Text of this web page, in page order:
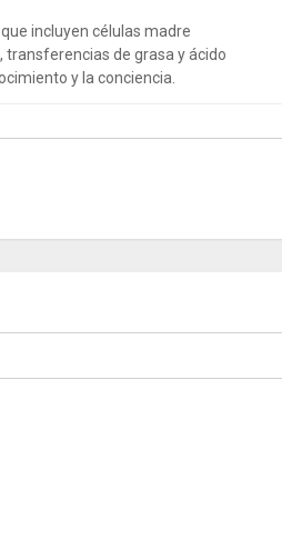
incluyen células madre
de grasa y ácido
y la conciencia.